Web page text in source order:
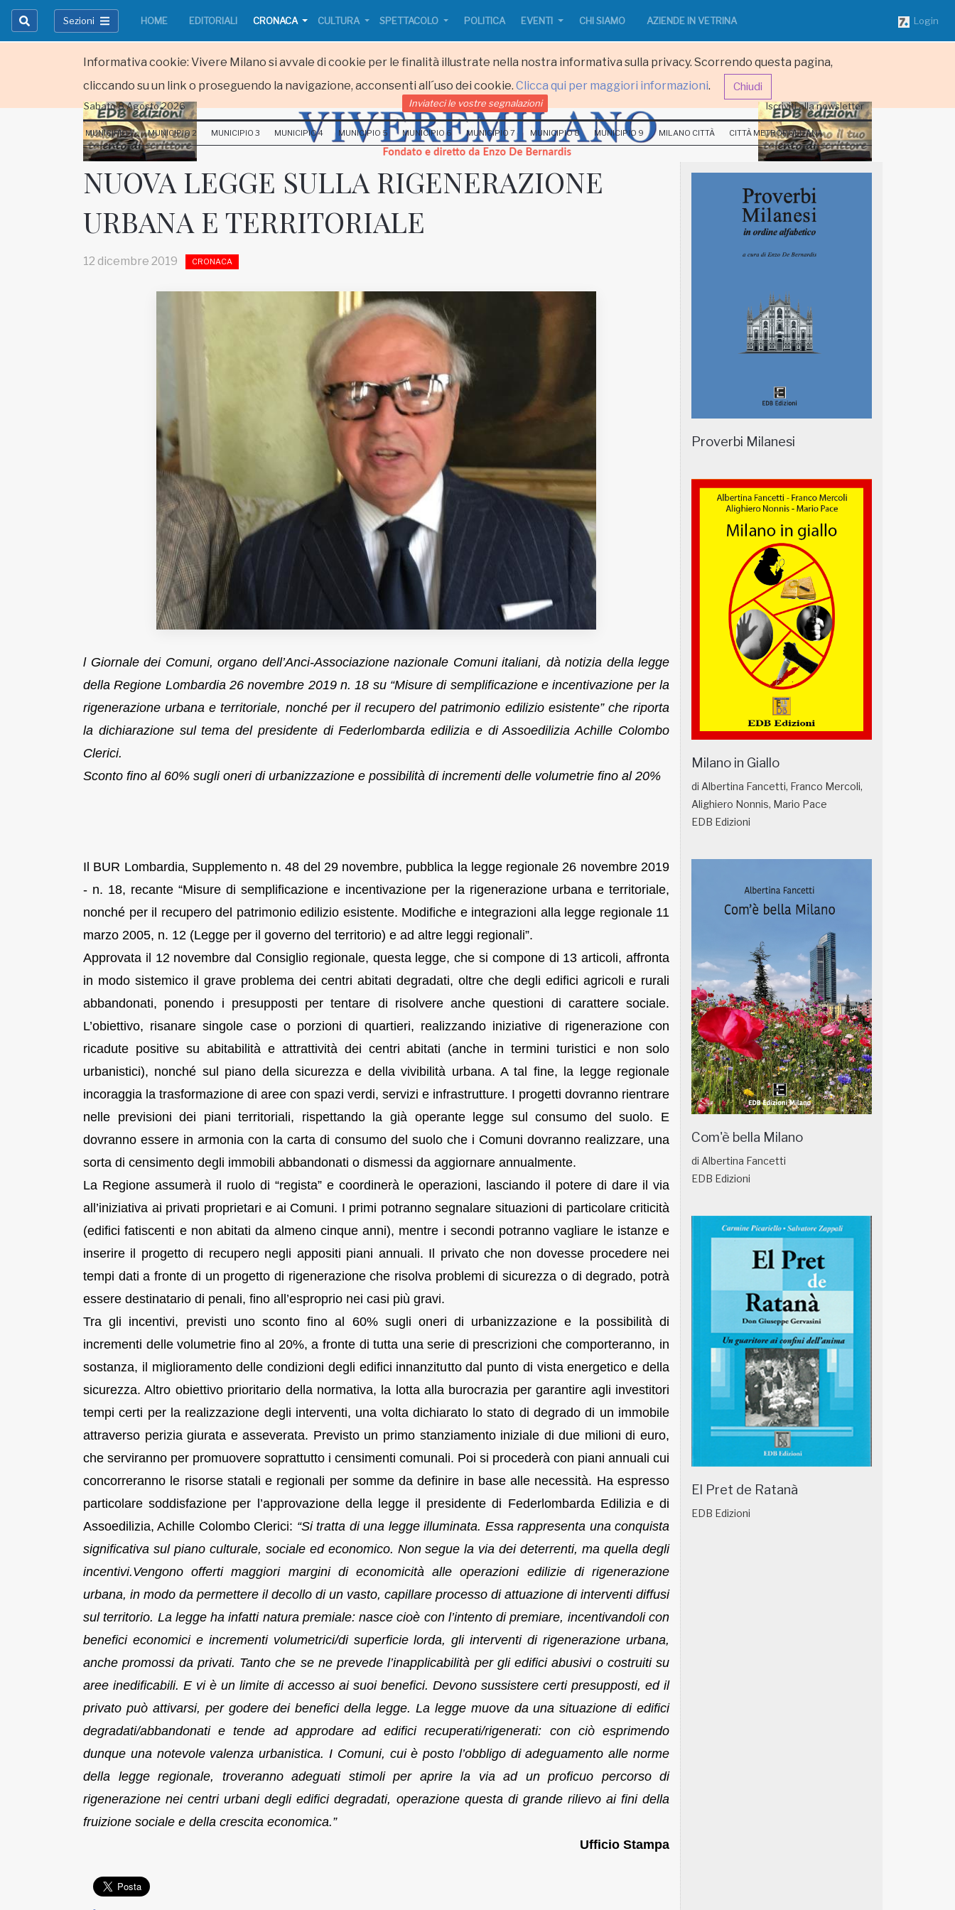
Informativa cookie: Vivere Milano si avvale di cookie per le finalità illustrate nella nostra informativa sulla privacy. Scorrendo questa pagina,
cliccando su un link o proseguendo la navigazione, acconsenti all´uso dei cookie. Clicca qui per maggiori informazioni. Chiudi
Sezioni HOME EDITORIALI CRONACA CULTURA SPETTACOLO POLITICA EVENTI CHI SIAMO AZIENDE IN VETRINA Login
Inviateci le vostre segnalazioni
Iscriviti alla newsletter
Sabato 8 Agosto 2026 Inviateci le vostre segnalazioni Iscriviti alla newsletter
MUNICIPIO 1 MUNICIPIO 2 MUNICIPIO 3 MUNICIPIO 4 MUNICIPIO 5 MUNICIPIO 6 MUNICIPIO 7 MUNICIPIO 8 MUNICIPIO 9 MILANO CITTÀ CITTÀ METROPOLITANA
NUOVA LEGGE SULLA RIGENERAZIONE
URBANA E TERRITORIALE
12 dicembre 2019 CRONACA
l Giornale dei Comuni, organo dell’Anci-Associazione nazionale Comuni italiani, dà notizia della legge
della Regione Lombardia 26 novembre 2019 n. 18 su “Misure di semplificazione e incentivazione per la
rigenerazione urbana e territoriale, nonché per il recupero del patrimonio edilizio esistente” che riporta
la dichiarazione sul tema del presidente di Federlombarda edilizia e di Assoedilizia Achille Colombo
Clerici.
Sconto fino al 60% sugli oneri di urbanizzazione e possibilità di incrementi delle volumetrie fino al 20%
Il BUR Lombardia, Supplemento n. 48 del 29 novembre, pubblica la legge regionale 26 novembre 2019
- n. 18, recante “Misure di semplificazione e incentivazione per la rigenerazione urbana e territoriale,
nonché per il recupero del patrimonio edilizio esistente. Modifiche e integrazioni alla legge regionale 11
marzo 2005, n. 12 (Legge per il governo del territorio) e ad altre leggi regionali”.
Approvata il 12 novembre dal Consiglio regionale, questa legge, che si compone di 13 articoli, affronta
in modo sistemico il grave problema dei centri abitati degradati, oltre che degli edifici agricoli e rurali
abbandonati, ponendo i presupposti per tentare di risolvere anche questioni di carattere sociale.
L’obiettivo, risanare singole case o porzioni di quartieri, realizzando iniziative di rigenerazione con
ricadute positive su abitabilità e attrattività dei centri abitati (anche in termini turistici e non solo
urbanistici), nonché sul piano della sicurezza e della vivibilità urbana. A tal fine, la legge regionale
incoraggia la trasformazione di aree con spazi verdi, servizi e infrastrutture. I progetti dovranno rientrare
nelle previsioni dei piani territoriali, rispettando la già operante legge sul consumo del suolo. E
dovranno essere in armonia con la carta di consumo del suolo che i Comuni dovranno realizzare, una
sorta di censimento degli immobili abbandonati o dismessi da aggiornare annualmente.
La Regione assumerà il ruolo di “regista” e coordinerà le operazioni, lasciando il potere di dare il via
all’iniziativa ai privati proprietari e ai Comuni. I primi potranno segnalare situazioni di particolare criticità
(edifici fatiscenti e non abitati da almeno cinque anni), mentre i secondi potranno vagliare le istanze e
inserire il progetto di recupero negli appositi piani annuali. Il privato che non dovesse procedere nei
tempi dati a fronte di un progetto di rigenerazione che risolva problemi di sicurezza o di degrado, potrà
essere destinatario di penali, fino all’esproprio nei casi più gravi.
Tra gli incentivi, previsti uno sconto fino al 60% sugli oneri di urbanizzazione e la possibilità di
incrementi delle volumetrie fino al 20%, a fronte di tutta una serie di prescrizioni che comporteranno, in
sostanza, il miglioramento delle condizioni degli edifici innanzitutto dal punto di vista energetico e della
sicurezza. Altro obiettivo prioritario della normativa, la lotta alla burocrazia per garantire agli investitori
tempi certi per la realizzazione degli interventi, una volta dichiarato lo stato di degrado di un immobile
attraverso perizia giurata e asseverata. Previsto un primo stanziamento iniziale di due milioni di euro,
che serviranno per promuovere soprattutto i censimenti comunali. Poi si procederà con piani annuali cui
concorreranno le risorse statali e regionali per somme da definire in base alle necessità. Ha espresso
particolare soddisfazione per l’approvazione della legge il presidente di Federlombarda Edilizia e di
Assoedilizia, Achille Colombo Clerici: “Si tratta di una legge illuminata. Essa rappresenta una conquista
significativa sul piano culturale, sociale ed economico. Non segue la via dei deterrenti, ma quella degli
incentivi.Vengono offerti maggiori margini di economicità alle operazioni edilizie di rigenerazione
urbana, in modo da permettere il decollo di un vasto, capillare processo di attuazione di interventi diffusi
sul territorio. La legge ha infatti natura premiale: nasce cioè con l’intento di premiare, incentivandoli con
benefici economici e incrementi volumetrici/di superficie lorda, gli interventi di rigenerazione urbana,
anche promossi da privati. Tanto che se ne prevede l’inapplicabilità per gli edifici abusivi o costruiti su
aree inedificabili. E vi è un limite di accesso ai suoi benefici. Devono sussistere certi presupposti, ed il
privato può attivarsi, per godere dei benefici della legge. La legge muove da una situazione di edifici
degradati/abbandonati e tende ad approdare ad edifici recuperati/rigenerati: con ciò esprimendo
dunque una notevole valenza urbanistica. I Comuni, cui è posto l’obbligo di adeguamento alle norme
della legge regionale, troveranno adeguati stimoli per aprire la via ad un proficuo percorso di
rigenerazione nei centri urbani degli edifici degradati, operazione questa di grande rilievo ai fini della
fruizione sociale e della crescita economica.”
Ufficio Stampa
Proverbi Milanesi
Milano in Giallo
di Albertina Fancetti, Franco Mercoli,
Alighiero Nonnis, Mario Pace
EDB Edizioni
Com'è bella Milano
di Albertina Fancetti
EDB Edizioni
El Pret de Ratanà
EDB Edizioni